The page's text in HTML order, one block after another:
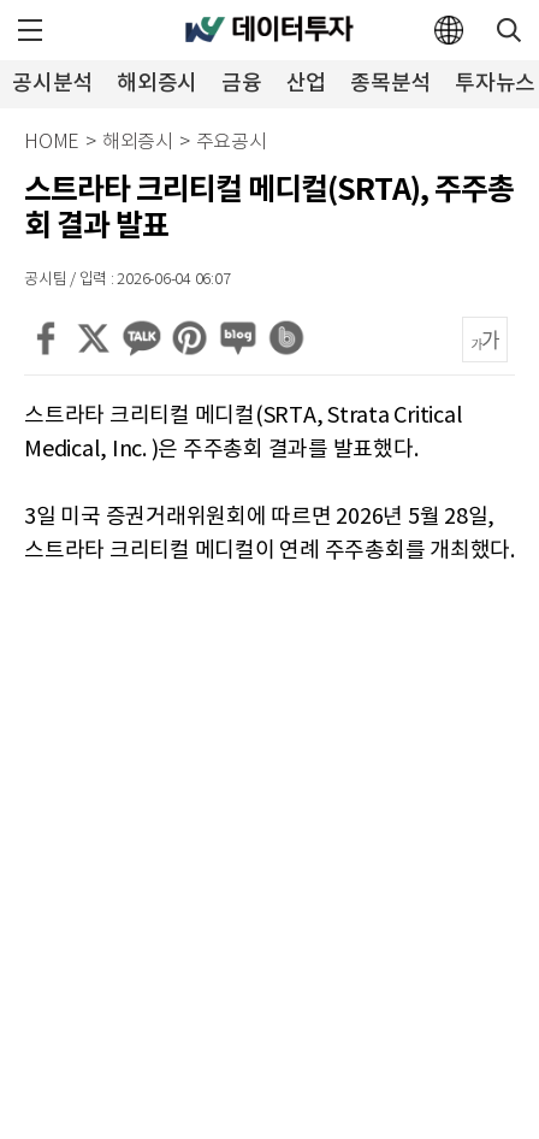
공시분석 해외증시 금융 산업 종목분석 투자뉴스
HOME > 해외증시 > 주요공시
스트라타 크리티컬 메디컬(SRTA), 주주총
회 결과 발표
공시팀 / 입력 : 2026-06-04 06:07
스트라타 크리티컬 메디컬(SRTA, Strata Critical
Medical, Inc. )은 주주총회 결과를 발표했다.
3일 미국 증권거래위원회에 따르면 2026년 5월 28일,
스트라타 크리티컬 메디컬이 연례 주주총회를 개최했다.